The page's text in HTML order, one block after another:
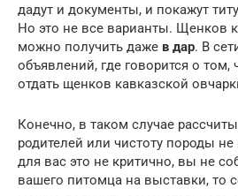
дадут и документы, и покажут
Но это не все варианты. Щенков
можно получить даже в дар. В
объявлений, где говорится о том,
отдать щенков кавказской
Конечно, в таком случае
родителей или чистоту породы
для вас это не критично, вы не
вашего питомца на выставки, то